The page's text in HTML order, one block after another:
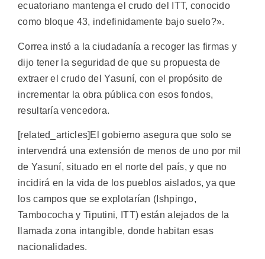
ecuatoriano mantenga el crudo del ITT, conocido
como bloque 43, indefinidamente bajo suelo?».
Correa instó a la ciudadanía a recoger las firmas y
dijo tener la seguridad de que su propuesta de
extraer el crudo del Yasuní, con el propósito de
incrementar la obra pública con esos fondos,
resultaría vencedora.
[related_articles]El gobierno asegura que solo se
intervendrá una extensión de menos de uno por mil
de Yasuní, situado en el norte del país, y que no
incidirá en la vida de los pueblos aislados, ya que
los campos que se explotarían (Ishpingo,
Tambococha y Tiputini, ITT) están alejados de la
llamada zona intangible, donde habitan esas
nacionalidades.